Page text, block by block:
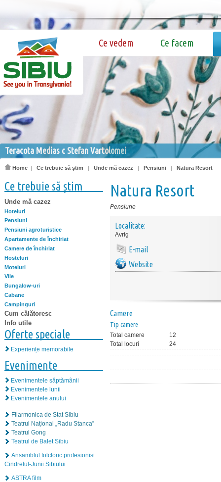
Ce vedem Ce facem
Teracota Medias c Stefan Vartolomei
Home | Ce trebuie să știm | Unde mă cazez | Pensiuni | Natura Resort
Ce trebuie să știm
Unde mă cazez
Hoteluri
Pensiuni
Pensiuni agroturistice
Apartamente de închiriat
Camere de închiriat
Hosteluri
Moteluri
Vile
Bungalow-uri
Cabane
Campinguri
Cum călătoresc
Info utile
Oferte speciale
Experiențe memorabile
Evenimente
Evenimentele săptămânii
Evenimentele lunii
Evenimentele anului
Filarmonica de Stat Sibiu
Teatrul Naţional „Radu Stanca”
Teatrul Gong
Teatrul de Balet Sibiu
Ansamblul folcloric profesionist
Cindrelul-Junii Sibiului
ASTRA film
Natura Resort
Pensiune
Localitate:
Avrig
E-mail
Website
Camere
Tip camere
Total camere
12
Total locuri
24